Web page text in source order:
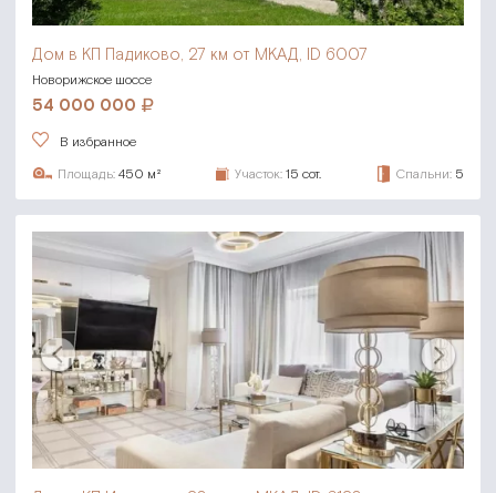
Дом в КП Падиково, 27 км от МКАД, ID 6007
Новорижское шоссе
54 000 000
В избранное
Площадь: 450 м² Участок: 15 сот. Спальни: 5